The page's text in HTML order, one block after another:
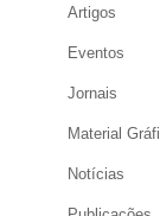
Artigos
Eventos
Jornais
Material
Notícias